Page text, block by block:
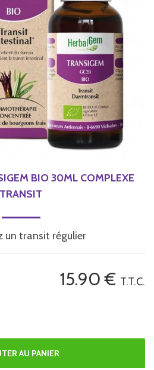
BIO 30ML COMPLEXE
TRANSIT
un transit régulier
15.90€ T.T.C.